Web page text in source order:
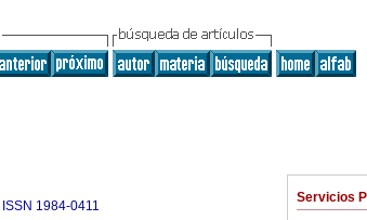
Servicios
ISSN 1984-0411